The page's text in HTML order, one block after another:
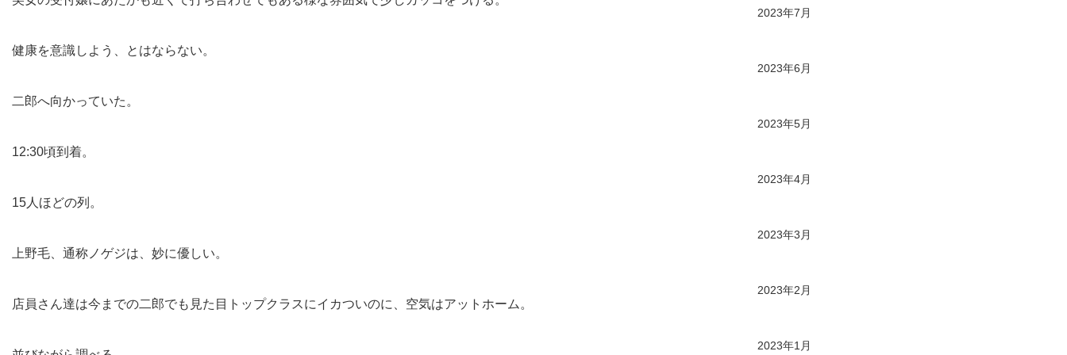
健康を意識しよう、とはならない。
二郎へ向かっていた。
12:30頃到着。
15人ほどの列。
上野毛、通称ノゲジは、妙に優しい。
店員さん達は今までの二郎でも見た目トップクラスにイカついのに、空気はアットホーム。
2023年7月
2023年6月
2023年5月
2023年4月
2023年3月
2023年2月
2023年1月